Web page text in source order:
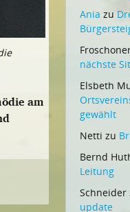
am
Ania zu
nächste
Elsbeth
gewählt
Netti zu
Bernd
Leitung
Schneider
update